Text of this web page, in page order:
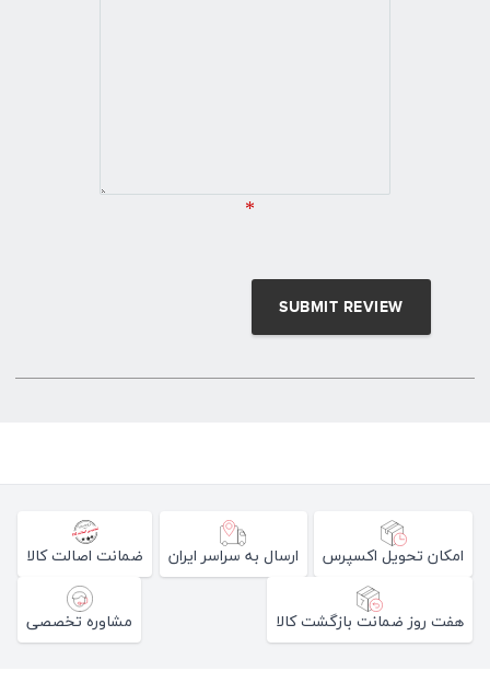
*
امکان تحویل اکسپرس ارسال به سراسر ایران ضمانت اصالت کالا
هفت روز ضمانت بازگشت کالا مشاوره تخصصی